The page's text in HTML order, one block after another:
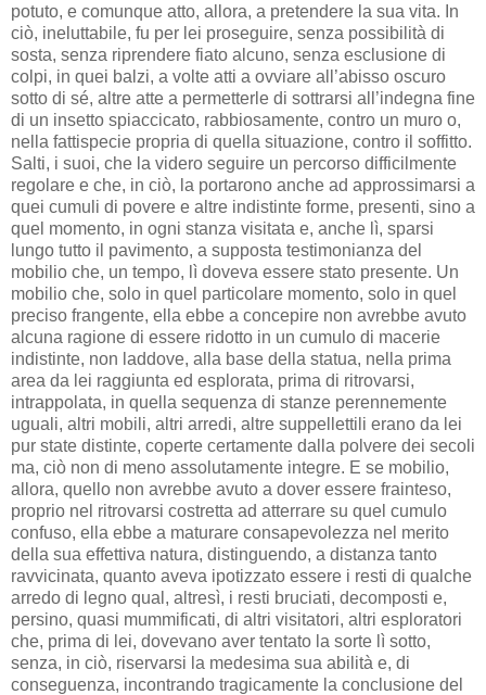
potuto, e comunque atto, allora, a pretendere la sua vita. In
ciò, ineluttabile, fu per lei proseguire, senza possibilità di
sosta, senza riprendere fiato alcuno, senza esclusione di
colpi, in quei balzi, a volte atti a ovviare all’abisso oscuro
sotto di sé, altre atte a permetterle di sottrarsi all’indegna fine
di un insetto spiaccicato, rabbiosamente, contro un muro o,
nella fattispecie propria di quella situazione, contro il soffitto.
Salti, i suoi, che la videro seguire un percorso difficilmente
regolare e che, in ciò, la portarono anche ad approssimarsi a
quei cumuli di povere e altre indistinte forme, presenti, sino a
quel momento, in ogni stanza visitata e, anche lì, sparsi
lungo tutto il pavimento, a supposta testimonianza del
mobilio che, un tempo, lì doveva essere stato presente. Un
mobilio che, solo in quel particolare momento, solo in quel
preciso frangente, ella ebbe a concepire non avrebbe avuto
alcuna ragione di essere ridotto in un cumulo di macerie
indistinte, non laddove, alla base della statua, nella prima
area da lei raggiunta ed esplorata, prima di ritrovarsi,
intrappolata, in quella sequenza di stanze perennemente
uguali, altri mobili, altri arredi, altre suppellettili erano da lei
pur state distinte, coperte certamente dalla polvere dei secoli
ma, ciò non di meno assolutamente integre. E se mobilio,
allora, quello non avrebbe avuto a dover essere frainteso,
proprio nel ritrovarsi costretta ad atterrare su quel cumulo
confuso, ella ebbe a maturare consapevolezza nel merito
della sua effettiva natura, distinguendo, a distanza tanto
ravvicinata, quanto aveva ipotizzato essere i resti di qualche
arredo di legno qual, altresì, i resti bruciati, decomposti e,
persino, quasi mummificati, di altri visitatori, altri esploratori
che, prima di lei, dovevano aver tentato la sorte lì sotto,
senza, in ciò, riservarsi la medesima sua abilità e, di
conseguenza, incontrando tragicamente la conclusione del